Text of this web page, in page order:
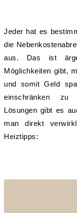
Jeder hat es
die
aus. Das ist
Möglichkeiten gibt,
und somit Geld
einschränken zu
Lösungen gibt es
man direkt
Heiztipps: